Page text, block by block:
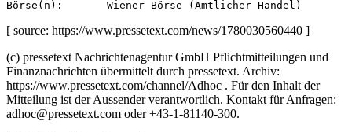
[ source: https://www.pressetext.com/news/1780030560440 ]
(c) pressetext Nachrichtenagentur GmbH Pflichtmitteilungen und
Finanznachrichten übermittelt durch pressetext. Archiv:
https://www.pressetext.com/channel/Adhoc . Für den Inhalt der
Mitteilung ist der Aussender verantwortlich. Kontakt für Anfragen:
adhoc@pressetext.com oder +43-1-81140-300.